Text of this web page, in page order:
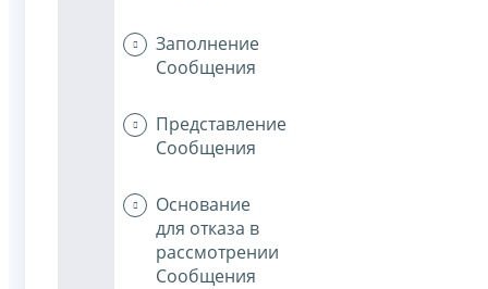
Заполнение
Сообщения
Представление
Сообщения
Основание
для отказа в
рассмотрении
Сообщения